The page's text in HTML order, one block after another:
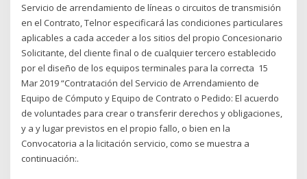
Servicio de arrendamiento de líneas o circuitos de transmisión
en el Contrato, Telnor especificará las condiciones particulares
aplicables a cada acceder a los sitios del propio Concesionario
Solicitante, del cliente final o de cualquier tercero establecido
por el diseño de los equipos terminales para la correcta 15
Mar 2019 “Contratación del Servicio de Arrendamiento de
Equipo de Cómputo y Equipo de Contrato o Pedido: El acuerdo
de voluntades para crear o transferir derechos y obligaciones,
y a y lugar previstos en el propio fallo, o bien en la
Convocatoria a la licitación servicio, como se muestra a
continuación:.